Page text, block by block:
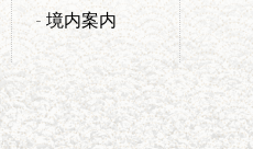
境内案内